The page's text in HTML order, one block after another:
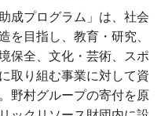
成プログラム」は、社会
を目指し、教育・研究、
保全、文化・芸術、スポ
取り組む事業に対して資
野村グループの寄付を原